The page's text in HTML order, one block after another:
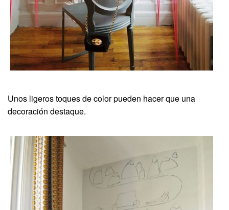
Unos ligeros toques de color pueden hacer que una
decoración destaque.